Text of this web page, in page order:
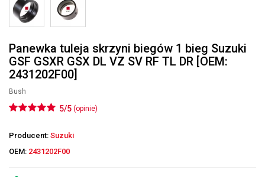
Panewka tuleja skrzyni biegów 1 bieg Suzuki
GSF GSXR GSX DL VZ SV RF TL DR [OEM:
2431202F00]
Bush
5/5 (opinie)
Producent: Suzuki
OEM: 2431202F00